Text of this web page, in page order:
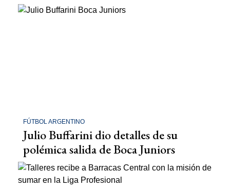
FÚTBOL ARGENTINO
Julio Buffarini dio detalles de su
polémica salida de Boca Juniors